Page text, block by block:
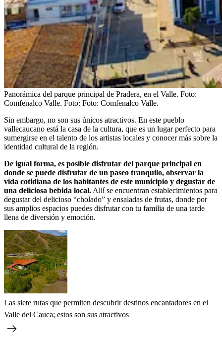
Panorámica del parque principal de Pradera, en el Valle. Foto:
Comfenalco Valle. Foto: Foto: Comfenalco Valle.
Sin embargo, no son sus únicos atractivos. En este pueblo
vallecaucano está la casa de la cultura, que es un lugar perfecto para
sumergirse en el talento de los artistas locales y conocer más sobre la
identidad cultural de la región.
De igual forma, es posible disfrutar del parque principal en
donde se puede disfrutar de un paseo tranquilo, observar la
vida cotidiana de los habitantes de este municipio y degustar de
una deliciosa bebida local. Allí se encuentran establecimientos para
degustar del delicioso “cholado” y ensaladas de frutas, donde por
sus amplios espacios puedes disfrutar con tu familia de una tarde
llena de diversión y emoción.
Las siete rutas que permiten descubrir destinos encantadores en el
Valle del Cauca; estos son sus atractivos